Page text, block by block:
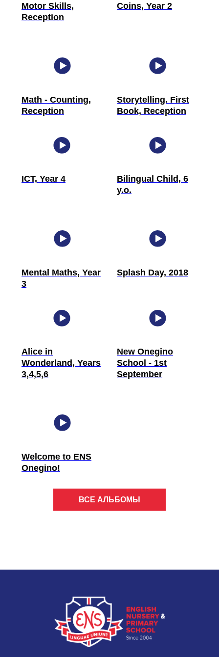
Motor Skills,
Reception
Coins, Year 2
Math - Counting,
Reception
Storytelling. First
Book, Reception
ICT, Year 4
Bilingual Child, 6
y.o.
Mental Maths, Year
3
Splash Day, 2018
Alice in
Wonderland, Years
3,4,5,6
New Onegino
School - 1st
September
Welcome to ENS
Onegino!
ВСЕ АЛЬБОМЫ